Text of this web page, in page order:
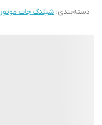
دسته‌بندی: شیلنگ جات موتور